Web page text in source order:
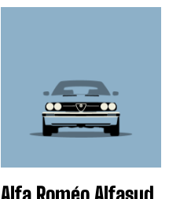
Alfa Roméo Alfasud